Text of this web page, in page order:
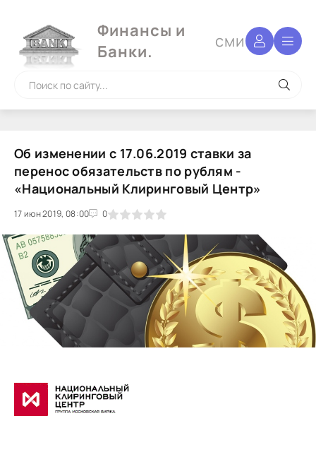
Финансы и
Банки.
сми
Об изменении с 17.06.2019 ставки за
перенос обязательств по рублям -
«Национальный Клиринговый Центр»
17 июн 2019, 08:00 0
1 2 3 4 5